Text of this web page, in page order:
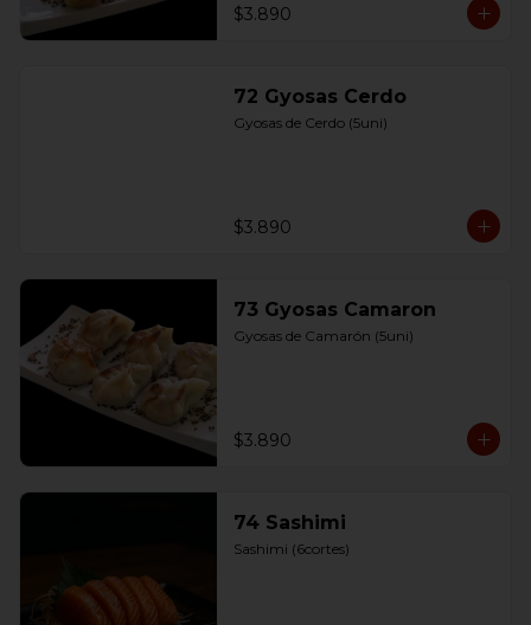
$3.890
72 Gyosas Cerdo
Gyosas de Cerdo (5uni)
$3.890
73 Gyosas Camaron
Gyosas de Camarón (5uni)
$3.890
74 Sashimi
Sashimi (6cortes)